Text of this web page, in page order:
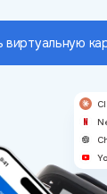
виртуальную